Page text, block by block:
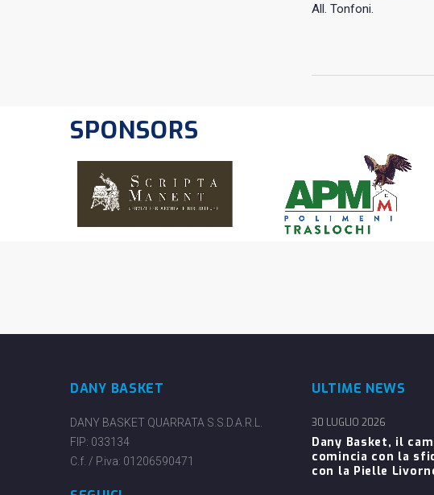
All. Tonfoni.
SPONSORS
DANY BASKET
DANY BASKET QUARRATA S.S.D.A.R.L.
FIP: 033134
C.f. / P.iva: 01206590471
ULTIME NEWS
Dany Basket, il
comincia con la
con la Pielle
30 LUGLIO 2026